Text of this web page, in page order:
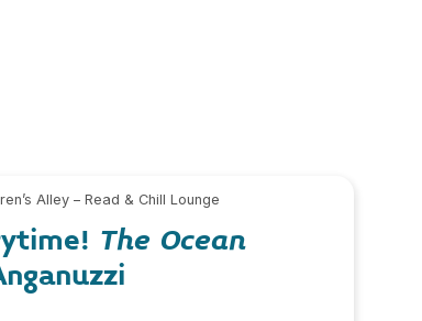
Alley – Read & Chill Lounge
The Ocean